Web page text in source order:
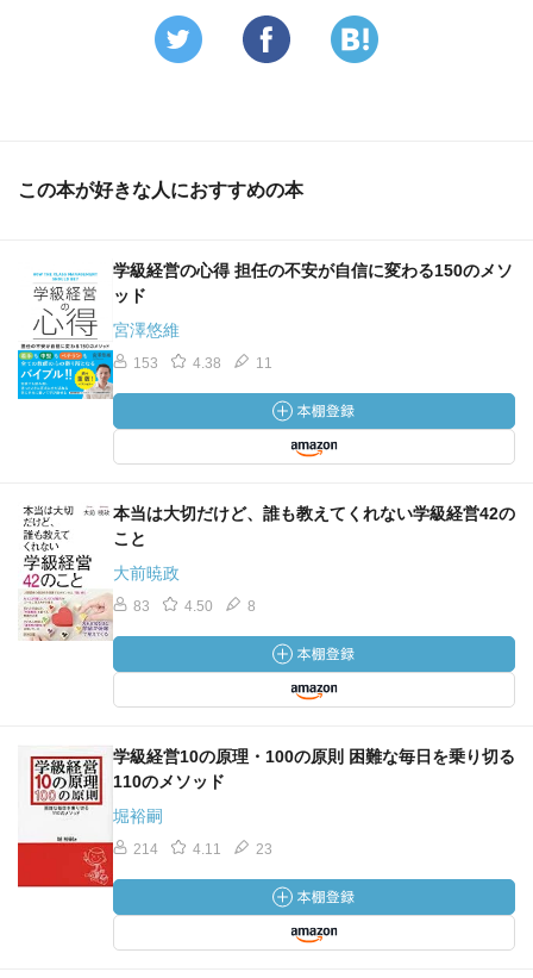
この本が好きな人におすすめの本
学級経営の心得 担任の不安が自信に変わる150のメソ
ッド
宮澤悠維
153 4.38 11
本当は大切だけど、誰も教えてくれない学級経営42の
こと
大前暁政
83 4.50 8
学級経営10の原理・100の原則 困難な毎日を乗り切る
110のメソッド
堀裕嗣
214 4.11 23